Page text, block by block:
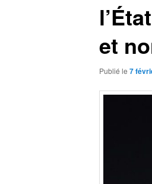
et
Publié le 7